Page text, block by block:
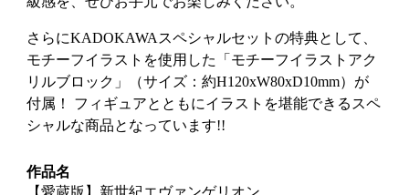
さらにKADOKAWAスペシャルセットの特典として、
モチーフイラストを使用した「モチーフイラストアク
リルブロック」（サイズ：約H120xW80xD10mm）が
付属！ フィギュアとともにイラストを堪能できるスペ
シャルな商品となっています!!
作品名
【愛蔵版】新世紀エヴァンゲリオン